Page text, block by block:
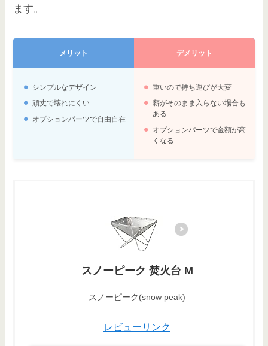
ます。
メリット デメリット
シンプルなデザイン
頑丈で壊れにくい
オプションパーツで自由自在
重いので持ち運びが大変
薪がそのまま入らない場合も
ある
オプションパーツで金額が高
くなる
スノーピーク 焚火台 M
スノーピーク(snow peak)
レビューリンク